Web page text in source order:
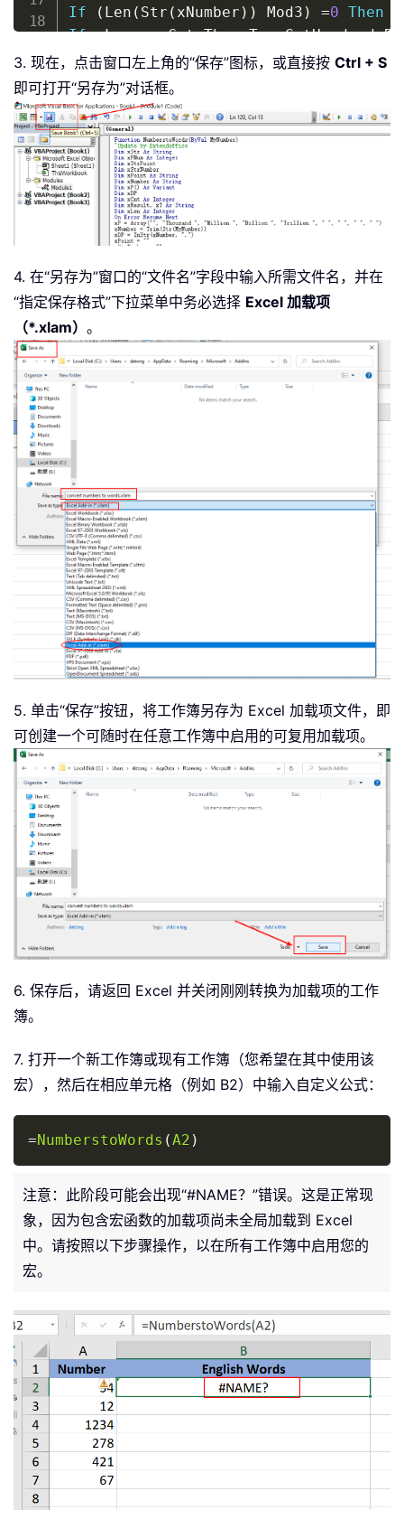
If
( Len ( Str ( xNumber ) ) Mod3 ) =0 Then
If xLen = xCnt ThenxT =
ElseIf xCnt =0 ThenxT =
ElsexT = GetHundredsDigits
End IfEnd IfIf xT
ElsexNumber = ""
End IfxCnt = xCnt +
Dim xRStr As StringDim xStrNum
On
Error Resume
= Mid(xStrNum
)
xStr <> "0"
xBB = FalseElsexRStr = " "
xBB = FalseEnd IfEnd IfIf Mid(
End
xArr_2
"Twenty " ,
NextIf Val(
If
xStr
ElsexI = Val(Left(xTDgt,1))
If Val(Left(xTDgt,1)) >1 ThenIf xB
xStr = xStr
xT = FalseEnd IfIf xStr
End IfEnd IfIf Right
End IfEnd IfGetTenDigits
Dim xStr
xStr = ""
On Error
3. 现在，点击窗口左上角的“保存”图标，或直接按 Ctrl + S
即可打开“另存为”对话框。
4. 在“另存为”窗口的“文件名”字段中输入所需文件名，并在
“指定保存格式”下拉菜单中务必选择 Excel 加载项
（*.xlam） 。
5. 单击“保存”按钮，将工作簿另存为 Excel 加载项文件，即
可创建一个可随时在任意工作簿中启用的可复用加载项。
6. 保存后，请返回 Excel 并关闭刚刚转换为加载项的工作
簿。
7. 打开一个新工作簿或现有工作簿（您希望在其中使用该
宏），然后在相应单元格（例如 B2）中输入自定义公式：
=NumberstoWords (A2 )
注意：此阶段可能会出现“#NAME？”错误。这是正常现
象，因为包含宏函数的加载项尚未全局加载到 Excel
中。请按照以下步骤操作，以在所有工作簿中启用您的
宏。